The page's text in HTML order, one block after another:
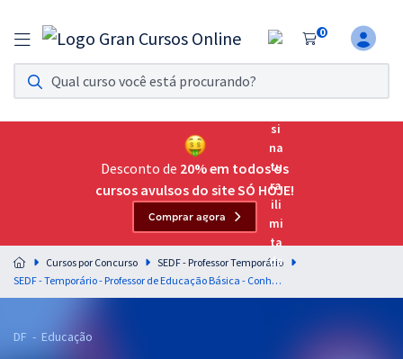
0
Assinatura Ilimitada 11
Acesso a todos os cursos. Teste grátis por 7 dias!
Assinatura OAB Até Passar
Acesso ilimitado a toda preparação para o Exame da
Residências Multiprofissionais
Preparação completa e intensiva para as principais
residências em saúde do Brasil
Desconto de 20% em todos os
cursos avulsos do site SÓ HOJE!
Comprar agora
Cursos por Concurso
SEDF - Professor Temporário
SEDF - Temporário - Professor de Educação Básica - Conhecimentos Específicos para Área de Formação: Ciências Naturais
DF - Educação